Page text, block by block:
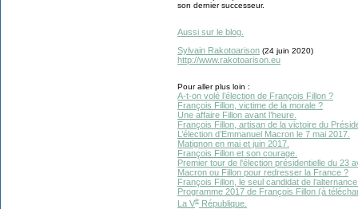
son dernier successeur.
Aussi sur le blog.
Sylvain Rakotoarison (24 juin 2020)
http://www.rakotoarison.eu
Pour aller plus loin :
A-t-on volé l’élection de François Fillon ?
François Fillon, victime de la morale ?
Une affaire Fillon avant l’heure.
François Fillon, artisan de la victoire du
L’élection d’Emmanuel Macron le 7 mai 2017.
Matignon en mai et juin 2017.
François Fillon et son courage.
Premier tour de l'élection présidentielle du 23
Macron ou Fillon pour redresser la France ?
François Fillon, le seul candidat de
Programme 2017 de François Fillon (à
La Ve République.